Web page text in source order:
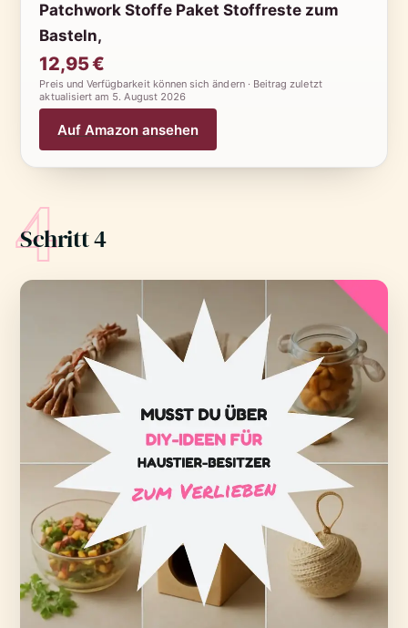
Patchwork Stoffe Paket Stoffreste zum
Basteln,
12,95 €
Preis und Verfügbarkeit können sich ändern · Beitrag zuletzt
aktualisiert am 5. August 2026
Auf Amazon ansehen
4
Schritt 4